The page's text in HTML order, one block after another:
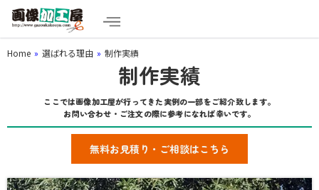
Home » 選ばれる理由 » 制作実績
制作実績
ここでは画像加工屋が行ってきた実例の一部をご紹介致します。
お問い合わせ・ご注文の際に参考になれば幸いです。
無料お見積り・ご相談はこちら